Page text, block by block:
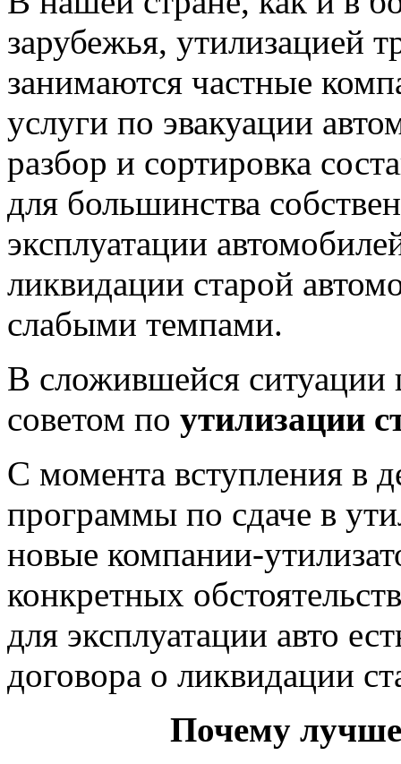
зарубежья, утилизацией
занимаются частные
услуги по эвакуации
разбор и сортировка
для большинства
эксплуатации
ликвидации старой
слабыми темпами.
В сложившейся ситуации
советом по утилизации
С момента вступления в
программы по сдаче в
новые компании-
конкретных
для эксплуатации авто
договора о ликвидации
Почему